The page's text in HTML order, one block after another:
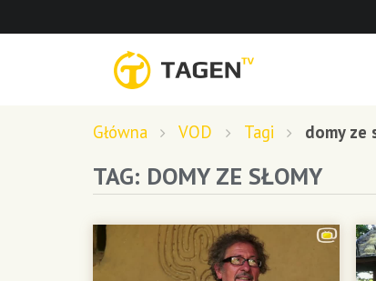
Główna VOD Tagi domy ze
TAG: DOMY ZE SŁOMY